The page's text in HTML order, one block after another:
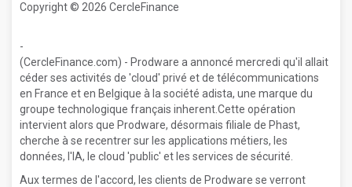
Copyright © 2026 CercleFinance
-
(CercleFinance.com) - Prodware a annoncé mercredi qu'il allait
céder ses activités de 'cloud' privé et de télécommunications
en France et en Belgique à la société adista, une marque du
groupe technologique français inherent.Cette opération
intervient alors que Prodware, désormais filiale de Phast,
cherche à se recentrer sur les applications métiers, les
données, l'IA, le cloud 'public' et les services de sécurité.
Aux termes de l'accord, les clients de Prodware se verront